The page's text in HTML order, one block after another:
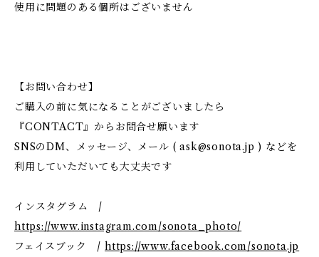
使用に問題のある個所はございません
【お問い合わせ】
ご購入の前に気になることがございましたら
『CONTACT』からお問合せ願います
SNSのDM、メッセージ、メール (ask@sonota.jp ) などを
利用していただいても大丈夫です
インスタグラム /
https://www.instagram.com/sonota_photo/
フェイスブック /https://www.facebook.com/sonota.jp